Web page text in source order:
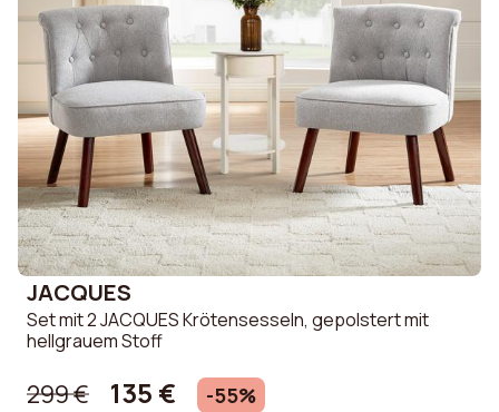
JACQUES
Set mit 2 JACQUES Krötensesseln, gepolstert mit
hellgrauem Stoff
299 € 135 € -55%